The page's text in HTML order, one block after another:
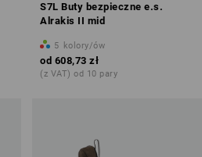
S7L Buty bezpieczne e.s.
Alrakis II mid
5 kolory/ów
od 608,73 zł
(z VAT) od 10 pary